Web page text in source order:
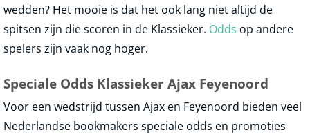
wedden? Het mooie is dat het ook lang niet altijd de
spitsen zijn die scoren in de Klassieker. Odds op andere
spelers zijn vaak nog hoger.
Speciale Odds Klassieker Ajax Feyenoord
Voor een wedstrijd tussen Ajax en Feyenoord bieden veel
Nederlandse bookmakers speciale odds en promoties